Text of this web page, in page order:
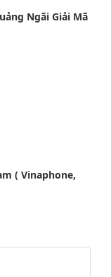
Ngãi Giải Mã
( Vinaphone,